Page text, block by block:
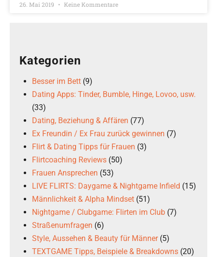
26. Mai 2019 Keine Kommentare
Kategorien
Besser im Bett (9)
Dating Apps: Tinder, Bumble, Hinge, Lovoo, usw.
(33)
Dating, Beziehung & Affären (77)
Ex Freundin / Ex Frau zurück gewinnen (7)
Flirt & Dating Tipps für Frauen (3)
Flirtcoaching Reviews (50)
Frauen Ansprechen (53)
LIVE FLIRTS: Daygame & Nightgame Infield (15)
Männlichkeit & Alpha Mindset (51)
Nightgame / Clubgame: Flirten im Club (7)
Straßenumfragen (6)
Style, Aussehen & Beauty für Männer(5)
TEXTGAME Tipps, Beispiele & Breakdowns (20)